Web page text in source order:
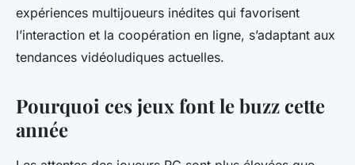
expériences multijoueurs inédites qui favorisent
l’interaction et la coopération en ligne, s’adaptant aux
tendances vidéoludiques actuelles.
Pourquoi ces jeux font le buzz cette
année